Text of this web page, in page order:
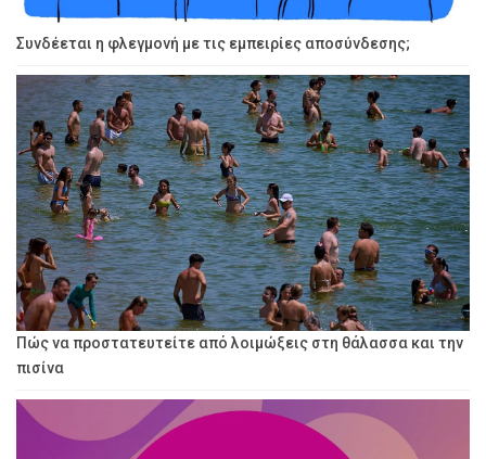
Συνδέεται η φλεγμονή με τις εμπειρίες αποσύνδεσης;
Πώς να προστατευτείτε από λοιμώξεις στη θάλασσα και την
πισίνα